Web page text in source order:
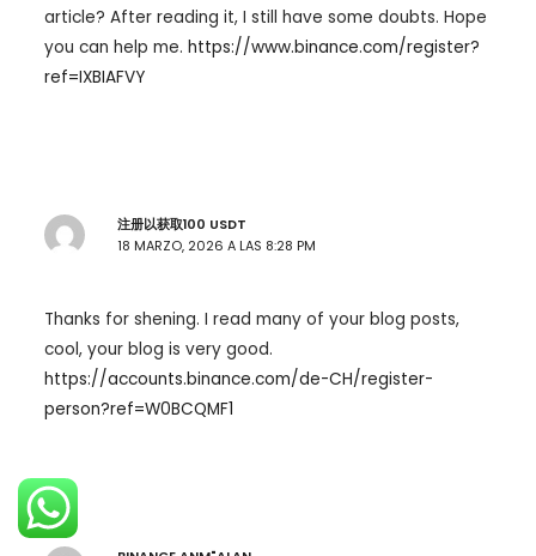
article? After reading it, I still have some doubts. Hope
you can help me. https://www.binance.com/register?
ref=IXBIAFVY
注册以获取100 USDT
18 MARZO, 2026 A LAS 8:28 PM
Thanks for shening. I read many of your blog posts,
cool, your blog is very good.
https://accounts.binance.com/de-CH/register-
person?ref=W0BCQMF1